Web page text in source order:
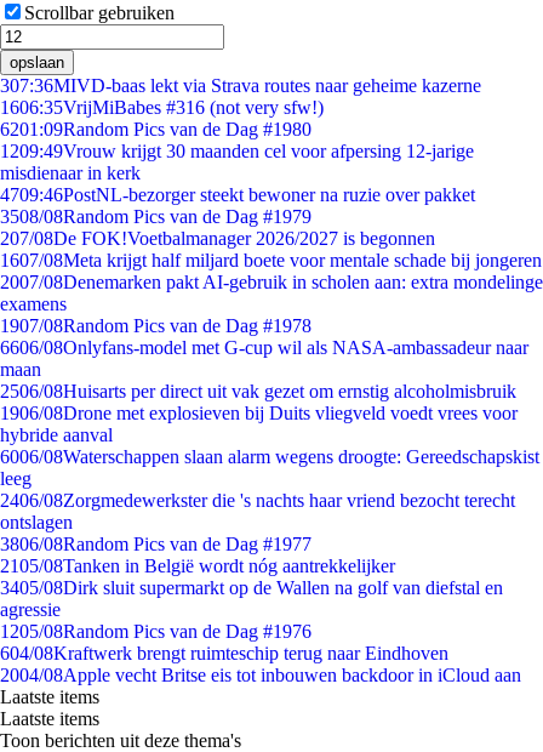
Scrollbar gebruiken
opslaan
307:36MIVD-baas lekt via Strava routes naar geheime kazerne
1606:35VrijMiBabes #316 (not very sfw!)
6201:09Random Pics van de Dag #1980
1209:49Vrouw krijgt 30 maanden cel voor afpersing 12-jarige
misdienaar in kerk
4709:46PostNL-bezorger steekt bewoner na ruzie over pakket
3508/08Random Pics van de Dag #1979
207/08De FOK!Voetbalmanager 2026/2027 is begonnen
1607/08Meta krijgt half miljard boete voor mentale schade bij jongeren
2007/08Denemarken pakt AI-gebruik in scholen aan: extra mondelinge
examens
1907/08Random Pics van de Dag #1978
6606/08Onlyfans-model met G-cup wil als NASA-ambassadeur naar
maan
2506/08Huisarts per direct uit vak gezet om ernstig alcoholmisbruik
1906/08Drone met explosieven bij Duits vliegveld voedt vrees voor
hybride aanval
6006/08Waterschappen slaan alarm wegens droogte: Gereedschapskist
leeg
2406/08Zorgmedewerkster die 's nachts haar vriend bezocht terecht
ontslagen
3806/08Random Pics van de Dag #1977
2105/08Tanken in België wordt nóg aantrekkelijker
3405/08Dirk sluit supermarkt op de Wallen na golf van diefstal en
agressie
1205/08Random Pics van de Dag #1976
604/08Kraftwerk brengt ruimteschip terug naar Eindhoven
2004/08Apple vecht Britse eis tot inbouwen backdoor in iCloud aan
Laatste items
Laatste items
Toon berichten uit deze thema's